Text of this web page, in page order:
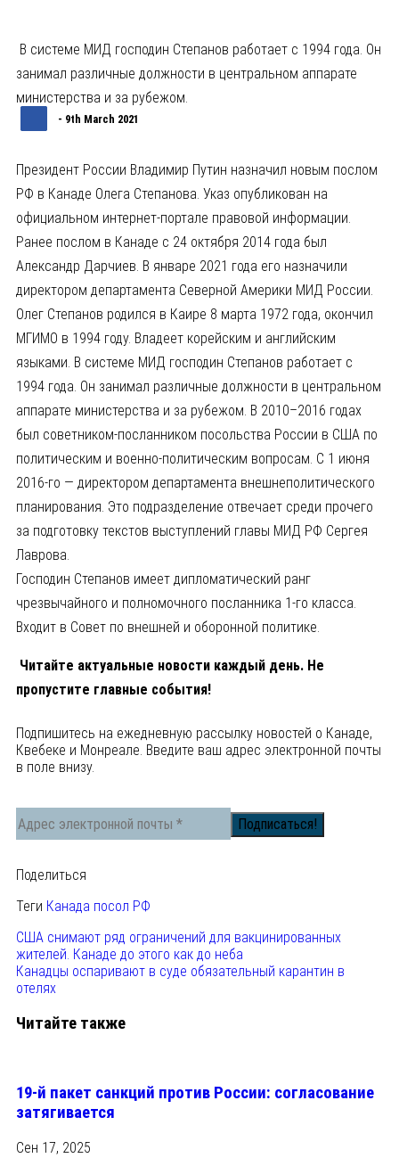
В системе МИД господин Степанов работает с 1994 года. Он
занимал различные должности в центральном аппарате
министерства и за рубежом.
- 9th March 2021
Президент России Владимир Путин назначил новым послом
РФ в Канаде Олега Степанова. Указ опубликован на
официальном интернет-портале правовой информации.
Ранее послом в Канаде с 24 октября 2014 года был
Александр Дарчиев. В январе 2021 года его назначили
директором департамента Северной Америки МИД России.
Олег Степанов родился в Каире 8 марта 1972 года, окончил
МГИМО в 1994 году. Владеет корейским и английским
языками. В системе МИД господин Степанов работает с
1994 года. Он занимал различные должности в центральном
аппарате министерства и за рубежом. В 2010–2016 годах
был советником-посланником посольства России в США по
политическим и военно-политическим вопросам. С 1 июня
2016-го — директором департамента внешнеполитического
планирования. Это подразделение отвечает среди прочего
за подготовку текстов выступлений главы МИД РФ Сергея
Лаврова.
Господин Степанов имеет дипломатический ранг
чрезвычайного и полномочного посланника 1-го класса.
Входит в Совет по внешней и оборонной политике.
Читайте актуальные новости каждый день. Не
пропустите главные события!
Подпишитесь на ежедневную рассылку новостей о Канаде,
Квебеке и Монреале. Введите ваш адрес электронной почты
в поле внизу.
Поделиться
Теги Канада посол РФ
США снимают ряд ограничений для вакцинированных
жителей. Канаде до этого как до неба
Канадцы оспаривают в суде обязательный карантин в
отелях
Читайте также
19-й пакет санкций против России: согласование
затягивается
Сен 17, 2025